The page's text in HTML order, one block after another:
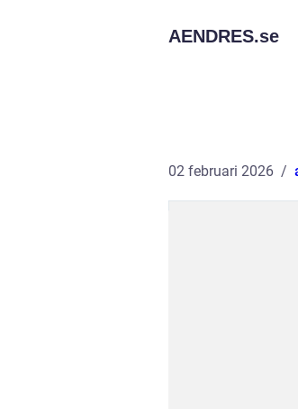
AENDRES.se
02 februari 2026